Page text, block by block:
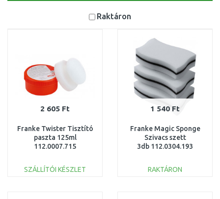
Raktáron
2 605 Ft
Franke Twister Tisztító
paszta 125ml
112.0007.715
SZÁLLÍTÓI KÉSZLET
1 540 Ft
Franke Magic Sponge
Szivacs szett
3db 112.0304.193
RAKTÁRON